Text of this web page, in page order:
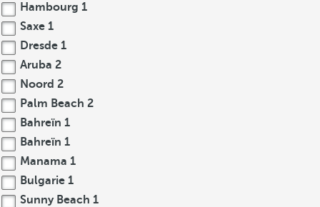
Hambourg 1
Saxe 1
Dresde 1
Aruba 2
Noord 2
Palm Beach 2
Bahreïn 1
Bahreïn 1
Manama 1
Bulgarie 1
Sunny Beach 1